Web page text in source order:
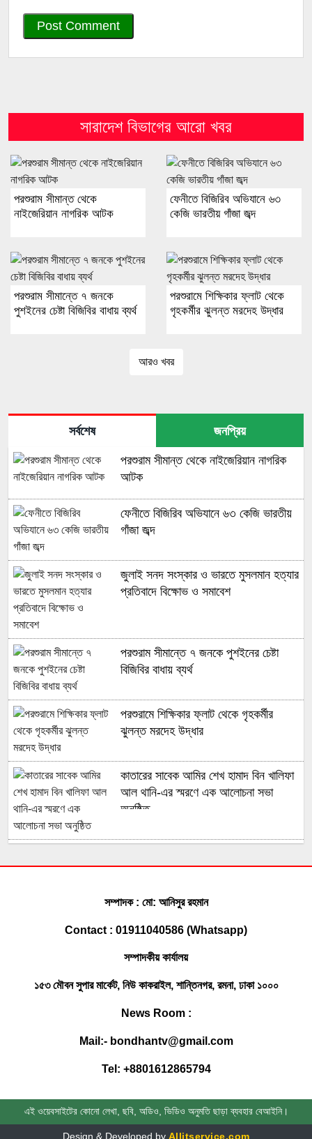
সারাদেশ বিভাগের আরো খবর
পরশুরাম সীমান্ত থেকে
নাইজেরিয়ান নাগরিক আটক
ফেনীতে বিজিরিব অভিযানে ৬৩
কেজি ভারতীয় গাঁজা জব্দ
পরশুরাম সীমান্তে ৭ জনকে
পুশইনের চেষ্টা বিজিবির বাধায় ব্যর্থ
পরশুরামে শিক্ষিকার ফ্লাট থেকে
গৃহকর্মীর ঝুলন্ত মরদেহ উদ্ধার
আরও খবর
সর্বশেষ জনপ্রিয়
পরশুরাম সীমান্ত থেকে নাইজেরিয়ান নাগরিক
আটক
ফেনীতে বিজিরিব অভিযানে ৬৩ কেজি ভারতীয়
গাঁজা জব্দ
জুলাই সনদ সংস্কার ও ভারতে মুসলমান হত্যার
প্রতিবাদে বিক্ষোভ ও সমাবেশ
পরশুরাম সীমান্তে ৭ জনকে পুশইনের চেষ্টা
বিজিবির বাধায় ব্যর্থ
পরশুরামে শিক্ষিকার ফ্লাট থেকে গৃহকর্মীর
ঝুলন্ত মরদেহ উদ্ধার
কাতারের সাবেক আমির শেখ হামাদ বিন খালিফা
আল থানি-এর স্মরণে এক আলোচনা সভা
অনুষ্ঠিত
লোকালয়ে পানি ঢুকেছে
পণ্য জব্দ করেছে বিজিবি
সোনাগাজীতে মাছবোঝাই পিকআপ ছিনতাই,
পুলিশী অভিযানে উদ্ধার
ফেনীতে একদিনে গৃহবধূ ও যুবকের মর’দেহ
ফারুকী
সম্পাদক : মো: আনিসুর রহমান
Contact : 01911040586 (Whatsapp)
সম্পাদকীয় কার্যালয়
১৫৩ মৌবন সুপার মার্কেট, নিউ কাকরাইল, শান্তিনগর, রমনা, ঢাকা ১০০০
News Room :
Mail:- bondhantv@gmail.com
Tel: +8801612865794
এই ওয়েবসাইটের কোনো লেখা, ছবি, অডিও, ভিডিও অনুমতি ছাড়া ব্যবহার বেআইনি।
Design & Developed by Allitservice.com